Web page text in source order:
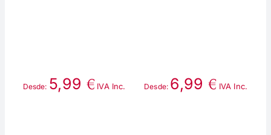
Desde: 5,99 € IVA Inc. Desde: 6,99€ IVA Inc.